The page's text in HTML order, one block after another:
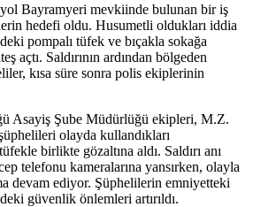
Bayramyeri mevkiinde bulunan bir iş
hedefi oldu. Husumetli oldukları iddia
pompalı tüfek ve bıçakla sokağa
açtı. Saldırının ardından bölgeden
kısa süre sonra polis ekiplerinin
Asayiş Şube Müdürlüğü ekipleri, M.Z.
olayda kullandıkları
birlikte gözaltına aldı. Saldırı anı
telefonu kameralarına yansırken, olayla
devam ediyor. Şüphelilerin emniyetteki
güvenlik önlemleri artırıldı.